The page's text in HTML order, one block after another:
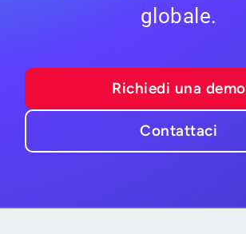
globale.
Richiedi una demo
Contattaci